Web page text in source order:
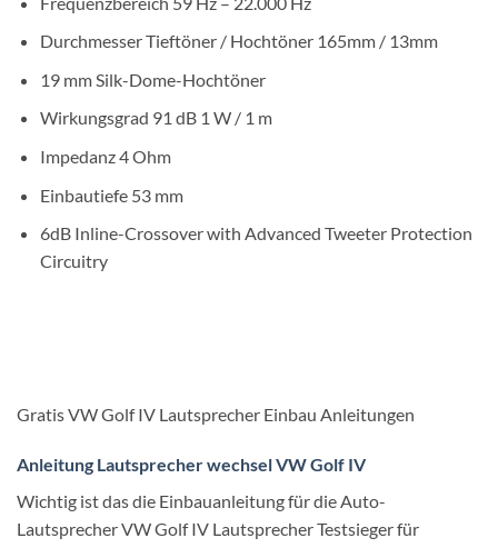
Durchmesser Tieftöner / Hochtöner 165mm / 13mm
19 mm Silk-Dome-Hochtöner
Wirkungsgrad 91 dB 1 W / 1 m
Impedanz 4 Ohm
Einbautiefe 53 mm
6dB Inline-Crossover with Advanced Tweeter Protection
Circuitry
Gratis VW Golf IV Lautsprecher Einbau Anleitungen
Anleitung Lautsprecher wechsel VW Golf IV
Wichtig ist das die Einbauanleitung für die Auto-
Lautsprecher VW Golf IV Lautsprecher Testsieger für